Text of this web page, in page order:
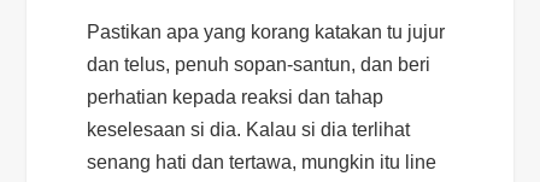
Pastikan apa yang korang katakan tu jujur
dan telus, penuh sopan-santun, dan beri
perhatian kepada reaksi dan tahap
keselesaan si dia. Kalau si dia terlihat
senang hati dan tertawa, mungkin itu line